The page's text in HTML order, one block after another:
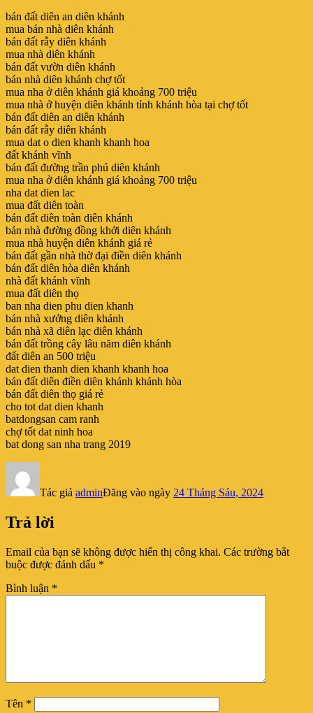
bán đất diên an diên khánh
mua bán nhà diên khánh
bán đất rẫy diên khánh
mua nhà diên khánh
bán đất vườn diên khánh
bán nhà diên khánh chợ tốt
mua nha ở diên khánh giá khoảng 700 triệu
mua nhà ở huyện diên khánh tỉnh khánh hòa tại chợ tốt
bán đất diên an diên khánh
bán đất rẫy diên khánh
mua dat o dien khanh khanh hoa
đất khánh vĩnh
bán đất đường trần phú diên khánh
mua nha ở diên khánh giá khoảng 700 triệu
nha dat dien lac
mua đất diên toàn
bán đất diên toàn diên khánh
bán nhà đường đồng khởi diên khánh
mua nhà huyện diên khánh giá rẻ
bán đất gần nhà thờ đại điền diên khánh
bán đất diên hòa diên khánh
nhà đất khánh vĩnh
mua đất diên thọ
ban nha dien phu dien khanh
bán nhà xưởng diên khánh
bán nhà xã diên lạc diên khánh
bán đất trồng cây lâu năm diên khánh
đất diên an 500 triệu
dat dien thanh dien khanh khanh hoa
bán đất diên điền diên khánh khánh hòa
bán đất diên thọ giá rẻ
cho tot dat dien khanh
batdongsan cam ranh
chợ tốt dat ninh hoa
bat dong san nha trang 2019
Tác giả adminĐăng vào ngày 24 Tháng Sáu, 2024
Trả lời
Email của bạn sẽ không được hiển thị công khai. Các trường bắt
buộc được đánh dấu *
Bình luận *
Tên *